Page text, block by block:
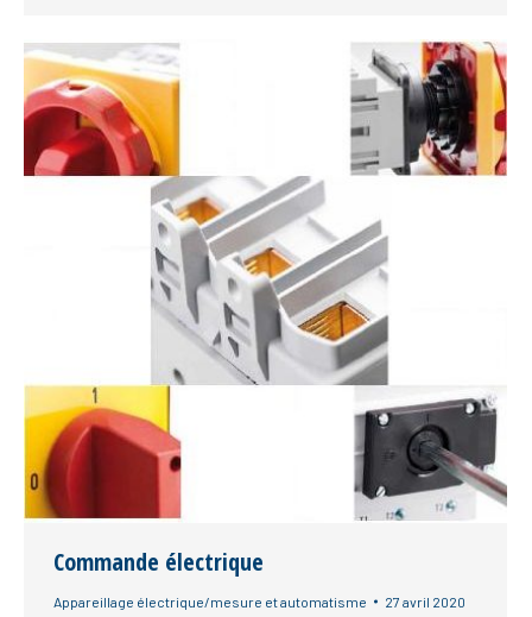
Commande électrique
Appareillage électrique/mesure et automatisme 27 avril 2020